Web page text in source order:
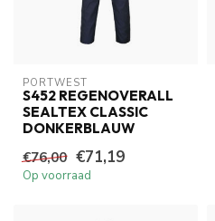
PORTWEST
S452 REGENOVERALL
SEALTEX CLASSIC
DONKERBLAUW
€76,00 €71,19
Op voorraad